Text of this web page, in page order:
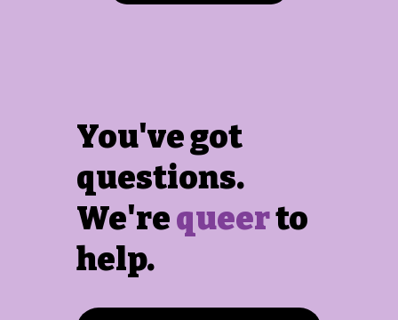
You've got
questions.
We'requeerto
help.